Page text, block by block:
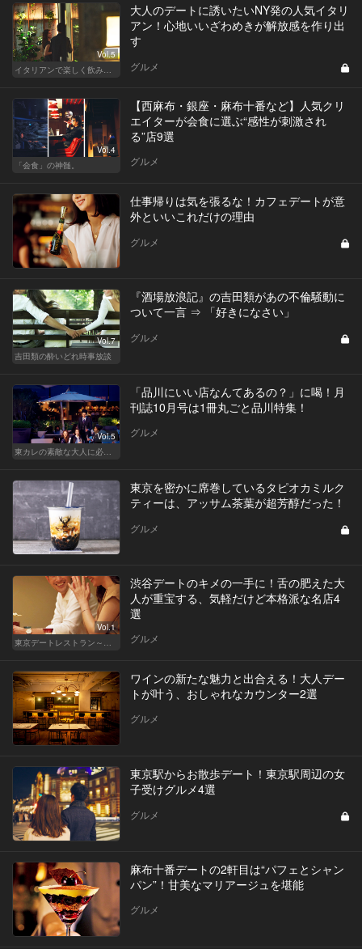
Vol.5
イタリアンで楽しく飲み会！東京の人気店へ
大人のデートに誘いたいNY発の人気イタリ
アン！心地いいざわめきが解放感を作り出
す
グルメ
Vol.4
「会食」の神髄。
【西麻布・銀座・麻布十番など】人気クリ
エイターが会食に選ぶ“感性が刺激され
る”店9選
グルメ
仕事帰りは気を張るな！カフェデートが意
外といいこれだけの理由
グルメ
Vol.7
吉田類の酔いどれ時事放談
『酒場放浪記』の吉田類があの不倫騒動に
ついて一言 ⇒ 「好きになさい」
グルメ
Vol.5
「品川にいい店なんてあるの？」に喝！月
刊誌10月号は1冊丸ごと品川特集！
グルメ
東京を密かに席巻しているタピオカミルク
ティーは、アッサム茶葉が超芳醇だった！
グルメ
Vol.1
渋谷デートのキメの一手に！舌の肥えた大
人が重宝する、気軽だけど本格派な名店4
選
グルメ
ワインの新たな魅力と出合える！大人デー
トが叶う、おしゃれなカウンター2選
グルメ
東京駅からお散歩デート！東京駅周辺の女
子受けグルメ4選
グルメ
麻布十番デートの2軒目は“パフェとシャン
パン”！甘美なマリアージュを堪能
グルメ